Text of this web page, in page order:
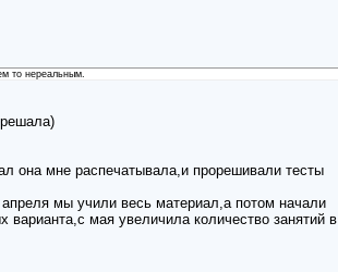
то нереальным.
она мне распечатывала,и прорешивали тесты
мы учили весь материал,а потом начали
варианта,с мая увеличила количество занятий в